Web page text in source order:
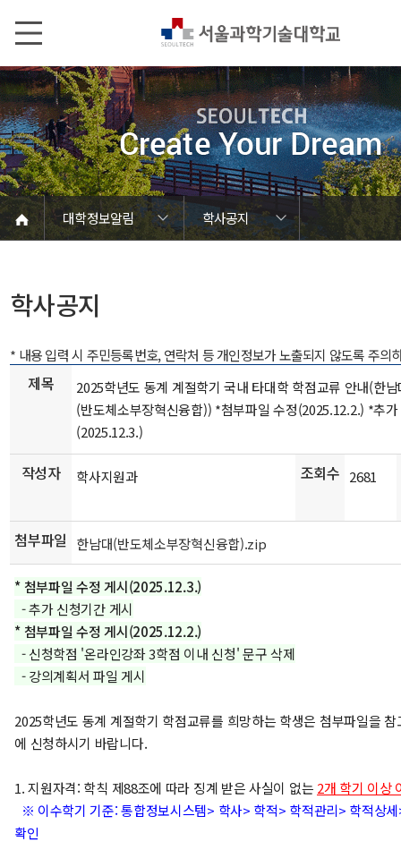
대학정보알림
학사공지
대학정보알림
정보공개
정보서비스안내
온라인민원센터
청렴행정
갑질신고센터
유실물 센터
SEOULTECH광장
대학공지사항
학사공지
장학공지
대학원공지
취업공지
대학입찰
채용정보
공모/외부행사
등록금심의위원회
코로나바이러스19 대응안내
재정위원회
학사공지
* 내용 입력 시 주민등록번호, 연락처 등 개인정보가 노출되지 않도록 주의
제목
2025학년도 동계 계절학기 국내 타대학 학점교류 안내(한남
(반도체소부장혁신융합)) *첨부파일 수정(2025.12.2.) *추
(2025.12.3.)
작성자 학사지원과 조회수 2681
첨부파일 한남대(반도체소부장혁신융합).zip
* 첨부파일 수정 게시(2025.12.3.)
- 추가 신청기간 게시
* 첨부파일 수정 게시(2025.12.2.)
- 신청학점 '온라인강좌 3학점 이내 신청' 문구 삭제
- 강의계획서 파일 게시
2025학년도 동계 계절학기 학점교류를 희망하는 학생은 첨부파일을
에 신청하시기 바랍니다.
1. 지원자격: 학칙 제88조에 따라 징계 받은 사실이 없는 2개 학기 이상
※ 이수학기 기준: 통합정보시스템> 학사> 학적> 학적관리> 학적상세
확인